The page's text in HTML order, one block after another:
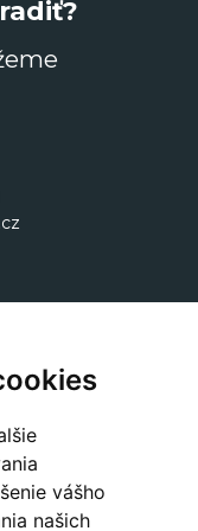
vášho
našich